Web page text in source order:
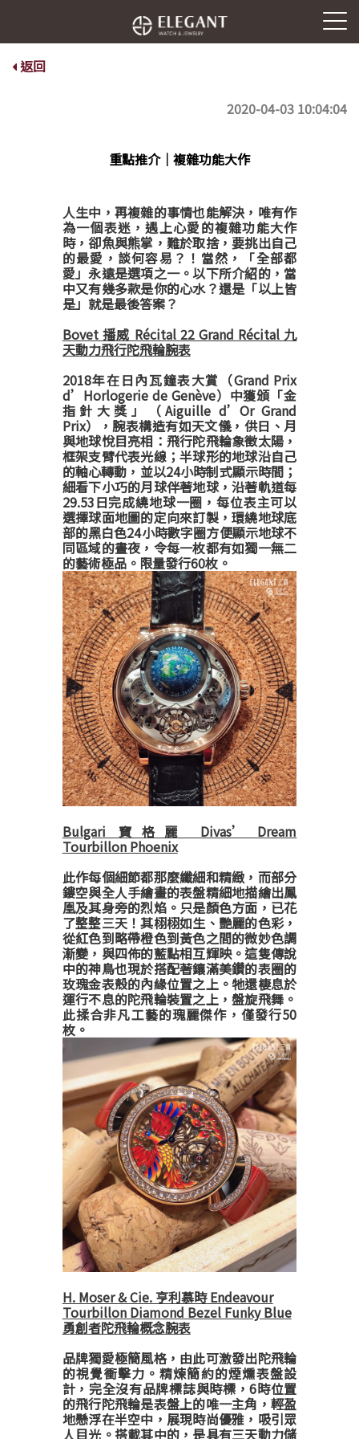
返回
2020-04-03 10:04:04
重點推介｜複雜功能大作
人生中，再複雜的事情也能解決，唯有作
為一個表迷，遇上心愛的複雜功能大作
時，卻魚與熊掌，難於取捨，要挑出自己
的最愛，談何容易？！當然，「全部都
愛」永遠是選項之一。以下所介紹的，當
中又有幾多款是你的心水？還是「以上皆
是」就是最後答案？
Bovet 播威 Récital 22 Grand Récital 九
天動力飛行陀飛輪腕表
2018年在日內瓦鐘表大賞（Grand Prix
d’Horlogerie de Genève）中獲頒「金
指針大獎」（Aiguille d’Or Grand
Prix），腕表構造有如天文儀，供日、月
與地球悅目亮相：飛行陀飛輪象徵太陽，
框架支臂代表光線；半球形的地球沿自己
的軸心轉動，並以24小時制式顯示時間；
細看下小巧的月球伴著地球，沿著軌道每
29.53日完成繞地球一圈，每位表主可以
選擇球面地圖的定向來訂製，環繞地球底
部的黑白色24小時數字圈方便顯示地球不
同區域的晝夜，令每一枚都有如獨一無二
的藝術極品。限量發行60枚。
Bulgari 寶格麗 Divas’ Dream
Tourbillon Phoenix
此作每個細節都那麼纖細和精緻，而部分
鏤空與全人手繪畫的表盤精細地描繪出鳳
凰及其身旁的烈焰。只是顏色方面，已花
了整整三天！其栩栩如生、艷麗的色彩，
從紅色到略帶橙色到黃色之間的微妙色調
漸變，與四佈的藍點相互輝映。這隻傳說
中的神鳥也現於搭配著鑲滿美鑽的表圈的
玫瑰金表殼的內緣位置之上。牠還棲息於
運行不息的陀飛輪裝置之上，盤旋飛舞。
此揉合非凡工藝的瑰麗傑作，僅發行50
枚。
H. Moser & Cie. 亨利慕時 Endeavour
Tourbillon Diamond Bezel Funky Blue
勇創者陀飛輪概念腕表
品牌獨愛極簡風格，由此可激發出陀飛輪
的視覺衝擊力。精煉簡約的煙燻表盤設
計，完全沒有品牌標誌與時標，6時位置
的飛行陀飛輪是表盤上的唯一主角，輕盈
地懸浮在半空中，展現時尚優雅，吸引眾
人目光。搭載其中的，是具有三天動力儲